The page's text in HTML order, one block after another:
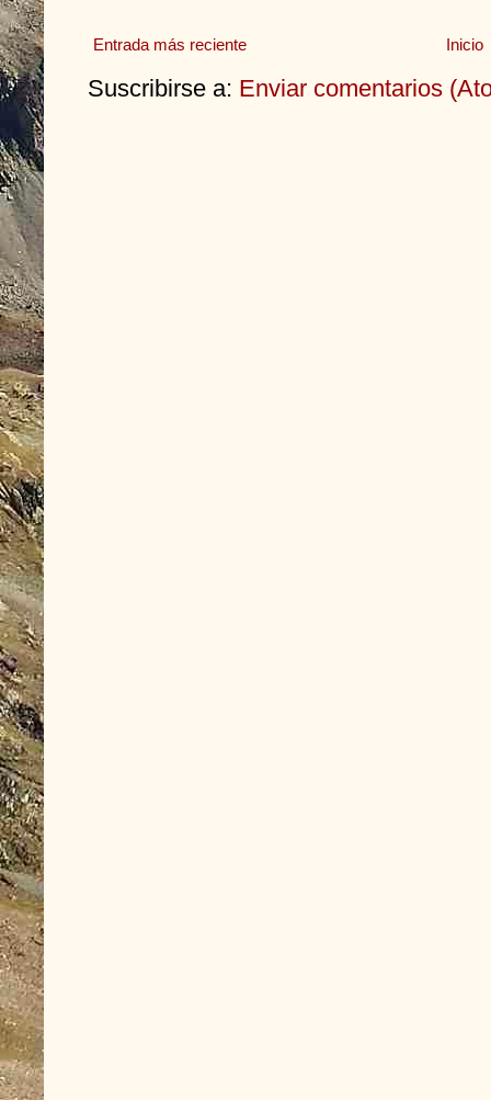
Entrada más reciente Inicio
Suscribirse a: Enviar comentarios